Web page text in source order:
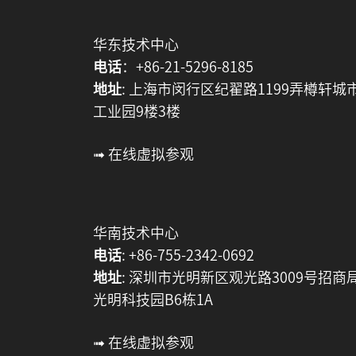
华东技术中心
电话：+86-21-5296-8185
地址: 上海市闵行区纪翟路1199弄樽轩城
工业园9楼3楼
➟ 在线虚拟参观
华南技术中心
电话: +86-755-2342-0692
地址: 深圳市光明新区观光路3009号招商
光明科技园B6栋1A
➟ 在线虚拟参观